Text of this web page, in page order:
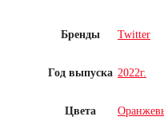
Бренды Twitter
Год выпуска 2022г.
Цвета